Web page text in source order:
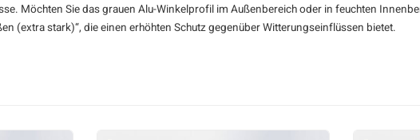
Möchten Sie das grauenAlu-Winkelprofil im Außenbereich oder in feuchten
(extra stark)“, die einen erhöhten Schutz gegenüber Witterungseinflüssen bietet.